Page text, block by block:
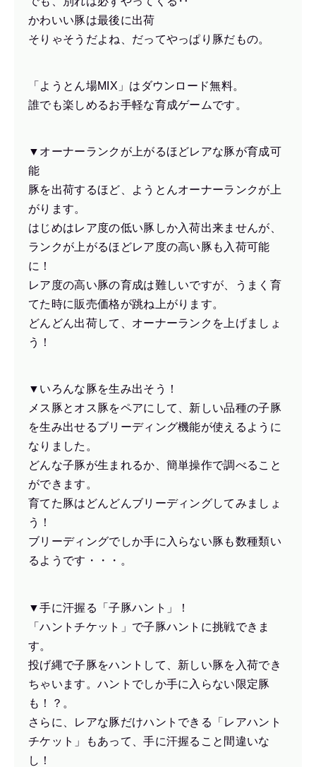
かわいい豚は最後に出荷
そりゃそうだよね、だってやっぱり豚だもの。
「ようとん場MIX」はダウンロード無料。
誰でも楽しめるお手軽な育成ゲームです。
▼オーナーランクが上がるほどレアな豚が育成可
能
豚を出荷するほど、ようとんオーナーランクが上
がります。
はじめはレア度の低い豚しか入荷出来ませんが、
ランクが上がるほどレア度の高い豚も入荷可能
に！
レア度の高い豚の育成は難しいですが、うまく育
てた時に販売価格が跳ね上がります。
どんどん出荷して、オーナーランクを上げましょ
う！
▼いろんな豚を生み出そう！
メス豚とオス豚をペアにして、新しい品種の子豚
を生み出せるブリーディング機能が使えるように
なりました。
どんな子豚が生まれるか、簡単操作で調べること
ができます。
育てた豚はどんどんブリーディングしてみましょ
う！
ブリーディングでしか手に入らない豚も数種類い
るようです・・・。
▼手に汗握る「子豚ハント」！
「ハントチケット」で子豚ハントに挑戦できま
す。
投げ縄で子豚をハントして、新しい豚を入荷でき
ちゃいます。ハントでしか手に入らない限定豚
も！？。
さらに、レアな豚だけハントできる「レアハント
チケット」もあって、手に汗握ること間違いな
し！